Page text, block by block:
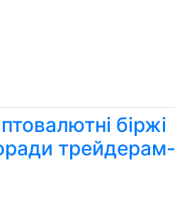
біржі
трейдерам-